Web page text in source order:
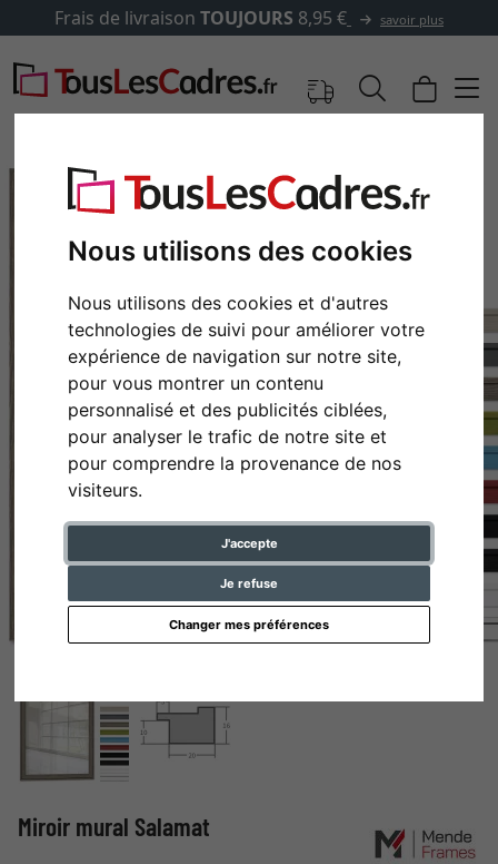
Nous utilisons des cookies
Nous utilisons des cookies et d'autres
technologies de suivi pour améliorer votre
expérience de navigation sur notre site,
pour vous montrer un contenu
personnalisé et des publicités ciblées,
pour analyser le trafic de notre site et
pour comprendre la provenance de nos
visiteurs.
J'accepte
Je refuse
Changer mes préférences
Frais de livraison TOUJOURS 8,95 € savoir plus
Retour
Miroir mural Salamat